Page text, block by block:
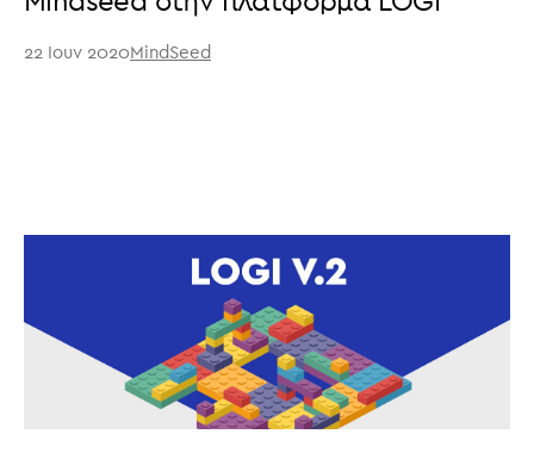
22 Ιουν 2020 MindSeed